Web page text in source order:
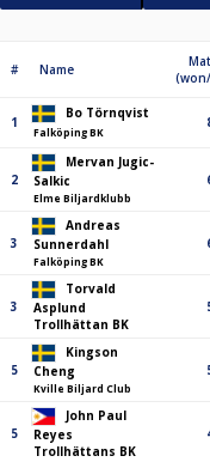
# Name
1
Bo Törnqvist
Falköping BK
2
Mervan Jugic-
Salkic
Elme Biljardklubb
3
Andreas
Sunnerdahl
Falköping BK
3
Torvald
Asplund
Trollhättan BK
5
Kingson
Cheng
Kville Biljard Club
5
John Paul
Reyes
Trollhättans BK